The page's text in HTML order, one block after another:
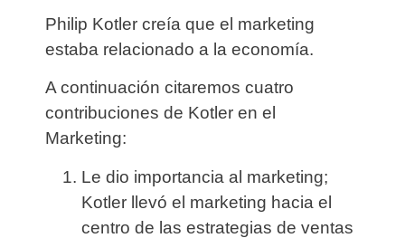
Philip Kotler creía que el marketing
estaba relacionado a la economía.
A continuación citaremos cuatro
contribuciones de Kotler en el
Marketing:
Le dio importancia al marketing;
Kotler llevó el marketing hacia el
centro de las estrategias de ventas